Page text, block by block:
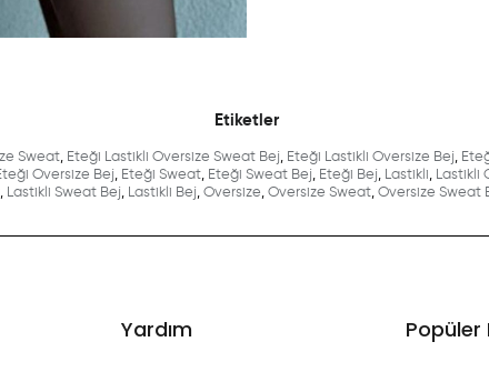
Etiketler
Sweat, Eteği Lastikli Oversize Sweat Bej, Eteği Lastikli Oversize Bej,
Oversize Bej, Eteği Sweat, Eteği Sweat Bej, Eteği Bej, Lastikli, Lastikli
, Lastikli Sweat Bej, Lastikli Bej, Oversize, Oversize Sweat, Oversize Sweat
Yardım